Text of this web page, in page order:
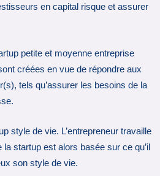
en capital risque et assurer
petite et moyenne entreprise
créées en vue de répondre aux
tels qu’assurer les besoins de la
style de vie. L’entrepreneur travaille
startup est alors basée sur ce qu’il
son style de vie.